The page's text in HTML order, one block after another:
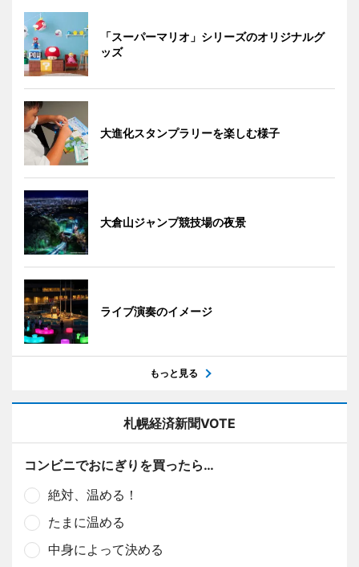
「スーパーマリオ」シリーズのオリジナルグ
ッズ
大進化スタンプラリーを楽しむ様子
大倉山ジャンプ競技場の夜景
ライブ演奏のイメージ
もっと見る
札幌経済新聞VOTE
コンビニでおにぎりを買ったら…
絶対、温める！
たまに温める
中身によって決める